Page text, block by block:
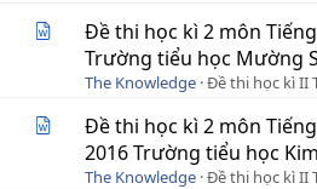
Đề thi học kì 2 môn
Trường tiểu học Mường
The Knowledge Đề thi học kì II
Đề thi học kì 2 môn
2016 Trường tiểu học
The Knowledge Đề thi học kì II